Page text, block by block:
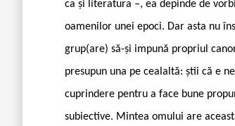
ca și literatura –, ea depinde de
oamenilor unei epoci. Dar asta nu
grup(are) să-și impună propriul
presupun una pe cealaltă: știi că e
cuprindere pentru a face bune
subiective. Mintea omului are